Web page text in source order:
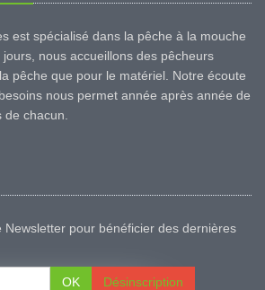
est spécialisé dans la pêche à la mouche
nous accueillons des pêcheurs
pêche que pour le matériel. Notre écoute
nous permet année après année de
chacun.
Newsletter pour bénéficier des dernières
OK Désinscription